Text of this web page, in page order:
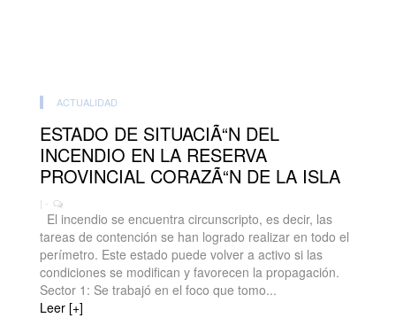
ACTUALIDAD
ESTADO DE SITUACIÃ“N DEL
INCENDIO EN LA RESERVA
PROVINCIAL CORAZÃ“N DE LA ISLA
| -
El incendio se encuentra circunscripto, es decir, las
tareas de contención se han logrado realizar en todo el
perímetro. Este estado puede volver a activo si las
condiciones se modifican y favorecen la propagación.
Sector 1: Se trabajó en el foco que tomo...
Leer [+]